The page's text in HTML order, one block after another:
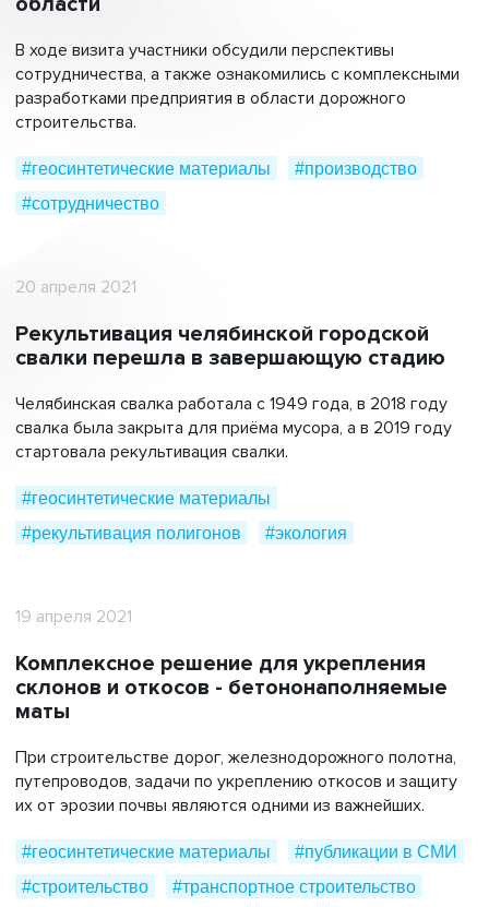
В ходе визита участники обсудили перспективы
сотрудничества, а также ознакомились с комплексными
разработками предприятия в области дорожного
строительства.
#геосинтетические материалы
#производство
#сотрудничество
20 апреля 2021
Рекультивация челябинской городской
свалки перешла в завершающую стадию
Челябинская свалка работала с 1949 года, в 2018 году
свалка была закрыта для приёма мусора, а в 2019 году
стартовала рекультивация свалки.
#геосинтетические материалы
#рекультивация полигонов
#экология
19 апреля 2021
Комплексное решение для укрепления
склонов и откосов - бетононаполняемые
маты
При строительстве дорог, железнодорожного полотна,
путепроводов, задачи по укреплению откосов и защиту
их от эрозии почвы являются одними из важнейших.
#геосинтетические материалы
#публикации в СМИ
#строительство
#транспортное строительство